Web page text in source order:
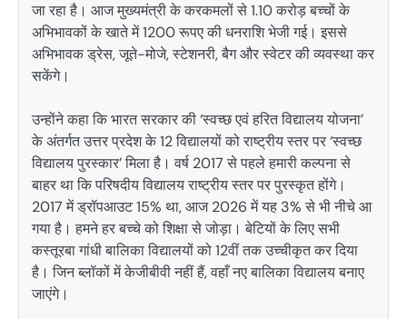
जा रहा है। आज मुख्यमंत्री के करकमलों से 1.10 करोड़ बच्चों के
अभिभावकों के खाते में 1200 रूपए की धनराशि भेजी गई। इससे
अभिभावक ड्रेस, जूते-मोजे, स्टेशनरी, बैग और स्वेटर की व्यवस्था कर
सकेंगे।
उन्होंने कहा कि भारत सरकार की ‘स्वच्छ एवं हरित विद्यालय योजना’
के अंतर्गत उत्तर प्रदेश के 12 विद्यालयों को राष्ट्रीय स्तर पर ‘स्वच्छ
विद्यालय पुरस्कार’ मिला है। वर्ष 2017 से पहले हमारी कल्पना से
बाहर था कि परिषदीय विद्यालय राष्ट्रीय स्तर पर पुरस्कृत होंगे।
2017 में ड्रॉपआउट 15% था, आज 2026 में यह 3% से भी नीचे आ
गया है। हमने हर बच्चे को शिक्षा से जोड़ा। बेटियों के लिए सभी
कस्तूरबा गांधी बालिका विद्यालयों को 12वीं तक उच्चीकृत कर दिया
है। जिन ब्लॉकों में केजीबीवी नहीं हैं, वहाँ नए बालिका विद्यालय बनाए
जाएंगे।